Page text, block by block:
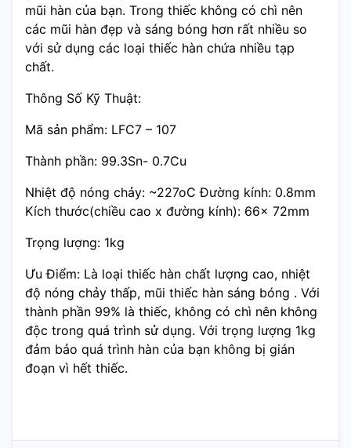
mũi hàn của bạn. Trong thiếc không có chì nên
các mũi hàn đẹp và sáng bóng hơn rất nhiều so
với sử dụng các loại thiếc hàn chứa nhiều tạp
chất.
Thông Số Kỹ Thuật:
Mã sản phẩm: LFC7 – 107
Thành phần: 99.3Sn- 0.7Cu
Nhiệt độ nóng chảy: ~227oC Đường kính: 0.8mm
Kích thước(chiều cao x đường kính): 66x 72mm
Trọng lượng: 1kg
Ưu Điểm: Là loại thiếc hàn chất lượng cao, nhiệt
độ nóng chảy thấp, mũi thiếc hàn sáng bóng . Với
thành phần 99% là thiếc, không có chì nên không
độc trong quá trình sử dụng. Với trọng lượng 1kg
đảm bảo quá trình hàn của bạn không bị gián
đoạn vì hết thiếc.